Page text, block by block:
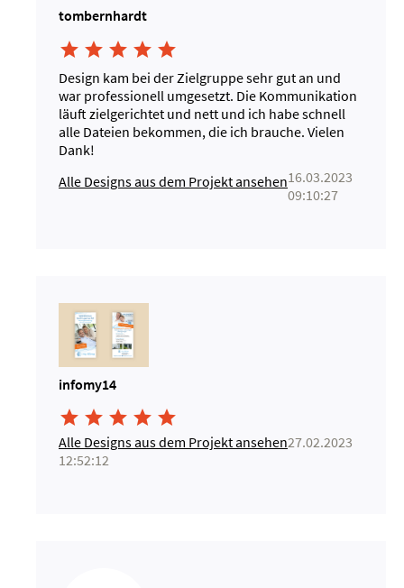
tombernhardt
    
Design kam bei der Zielgruppe sehr gut an und
war professionell umgesetzt. Die Kommunikation
läuft zielgerichtet und nett und ich habe schnell
alle Dateien bekommen, die ich brauche. Vielen
Dank!
Alle Designs aus dem Projekt ansehen16.03.2023
09:10:27
infomy14
    
Alle Designs aus dem Projekt ansehen27.02.2023
12:52:12